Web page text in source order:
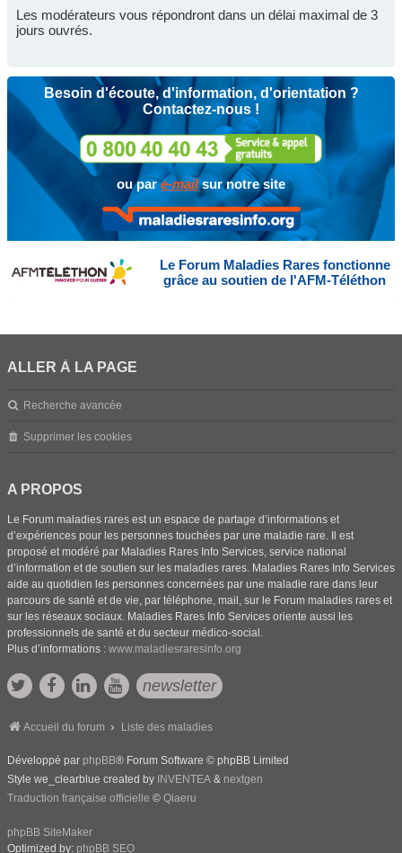
Les modérateurs vous répondront dans un délai maximal de 3
jours ouvrés.
Besoin d'écoute, d'information, d'orientation ?
Contactez-nous !
ou pare-mailsur notre site
Le Forum Maladies Rares fonctionne
grâce au soutien de l'AFM-Téléthon
ALLER À LA PAGE
Recherche avancée
Supprimer les cookies
A PROPOS
Le Forum maladies rares est un espace de partage d’informations et
d’expériences pour les personnes touchées par une maladie rare. Il est
proposé et modéré par Maladies Rares Info Services, service national
d’information et de soutien sur les maladies rares. Maladies Rares Info Services
aide au quotidien les personnes concernées par une maladie rare dans leur
parcours de santé et de vie, par téléphone, mail, sur le Forum maladies rares et
sur les réseaux sociaux. Maladies Rares Info Services oriente aussi les
professionnels de santé et du secteur médico-social.
Plus d’informations : www.maladiesraresinfo.org
newsletter
Accueil du forum Liste des maladies
Développé par phpBB® Forum Software © phpBB Limited
Style we_clearblue created by INVENTEA & nextgen
Traduction française officielle © Qiaeru
phpBB SiteMaker
Optimized by: phpBB SEO